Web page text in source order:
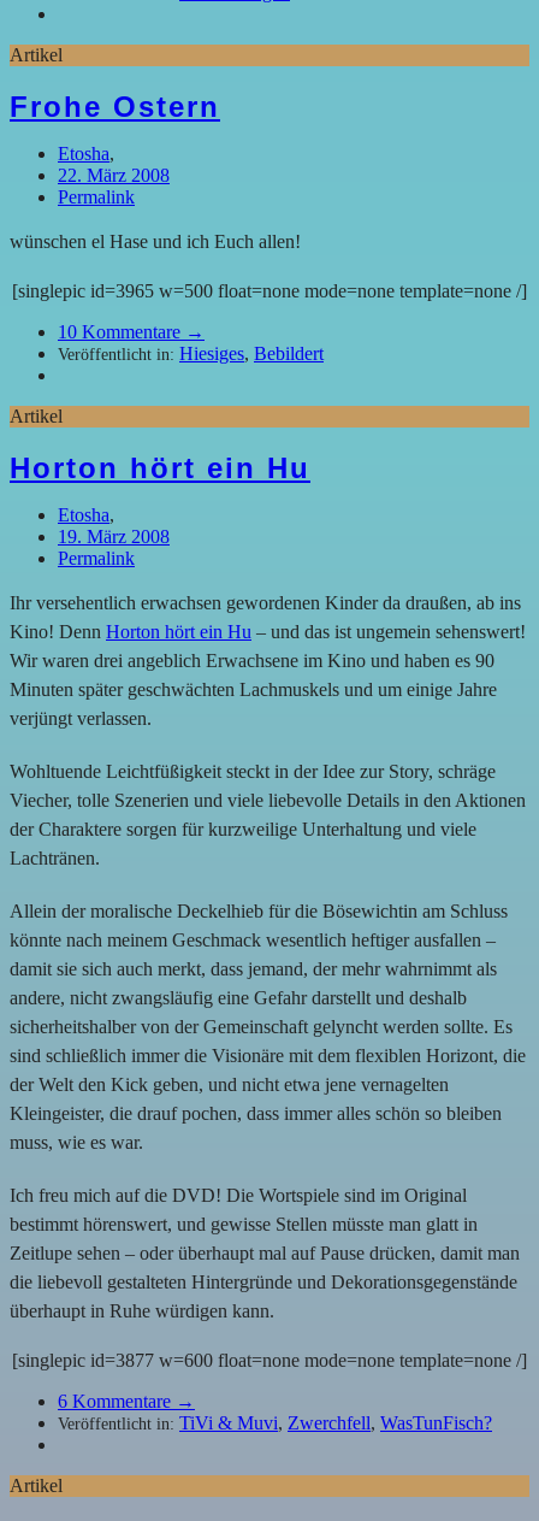
Artikel
Frohe Ostern
Etosha,
22. März 2008
Permalink
wünschen el Hase und ich Euch allen!
[singlepic id=3965 w=500 float=none mode=none template=none /]
10 Kommentare →
Veröffentlicht in: Hiesiges, Bebildert
Artikel
Horton hört ein Hu
Etosha,
19. März 2008
Permalink
Ihr versehentlich erwachsen gewordenen Kinder da draußen, ab ins
Kino! Denn Horton hört ein Hu – und das ist ungemein sehenswert!
Wir waren drei angeblich Erwachsene im Kino und haben es 90
Minuten später geschwächten Lachmuskels und um einige Jahre
verjüngt verlassen.
Wohltuende Leichtfüßigkeit steckt in der Idee zur Story, schräge
Viecher, tolle Szenerien und viele liebevolle Details in den Aktionen
der Charaktere sorgen für kurzweilige Unterhaltung und viele
Lachtränen.
Allein der moralische Deckelhieb für die Bösewichtin am Schluss
könnte nach meinem Geschmack wesentlich heftiger ausfallen –
damit sie sich auch merkt, dass jemand, der mehr wahrnimmt als
andere, nicht zwangsläufig eine Gefahr darstellt und deshalb
sicherheitshalber von der Gemeinschaft gelyncht werden sollte. Es
sind schließlich immer die Visionäre mit dem flexiblen Horizont, die
der Welt den Kick geben, und nicht etwa jene vernagelten
Kleingeister, die drauf pochen, dass immer alles schön so bleiben
muss, wie es war.
Ich freu mich auf die DVD! Die Wortspiele sind im Original
bestimmt hörenswert, und gewisse Stellen müsste man glatt in
Zeitlupe sehen – oder überhaupt mal auf Pause drücken, damit man
die liebevoll gestalteten Hintergründe und Dekorationsgegenstände
überhaupt in Ruhe würdigen kann.
[singlepic id=3877 w=600 float=none mode=none template=none /]
6 Kommentare →
Veröffentlicht in: TiVi & Muvi, Zwerchfell, WasTunFisch?
Artikel